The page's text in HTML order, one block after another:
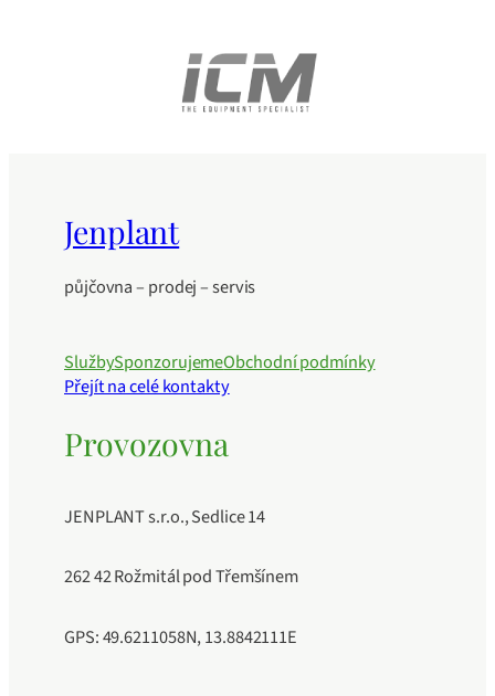
Jenplant
půjčovna – prodej – servis
SlužbySponzorujemeObchodní podmínky
Přejít na celé kontakty
Provozovna
JENPLANT s.r.o., Sedlice 14
262 42 Rožmitál pod Třemšínem
GPS: 49.6211058N, 13.8842111E